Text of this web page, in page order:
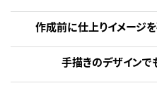
作成前に仕上りイメージ
手描きのデザインで